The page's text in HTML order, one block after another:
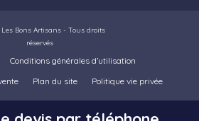
Les Bons Artisans - Tous droits
réservés
Conditions générales d’utilisation
Plan du site Politique vie privée